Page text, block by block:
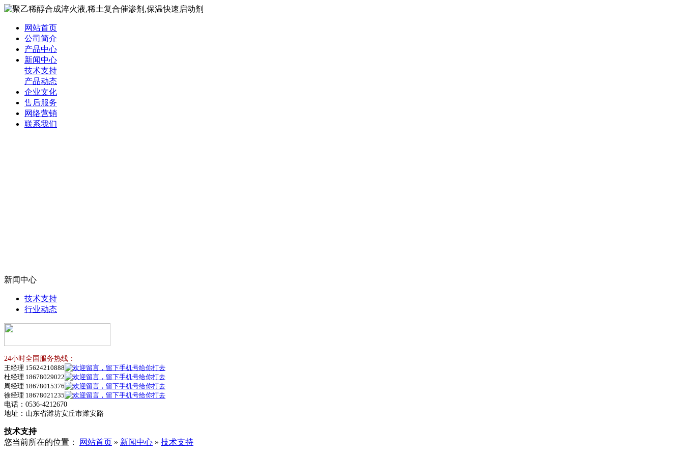
网站首页
公司简介
产品中心
新闻中心
技术支持
产品动态
企业文化
售后服务
网络营销
联系我们
新闻中心
技术支持
行业动态
24小时全国服务热线：
王经理 15624210888
杜经理 18678029022
周经理 18678015376
徐经理 18678021235
电话：0536-4212670
地址：山东省潍坊安丘市潍安路
技术支持
您当前所在的位置：
网站首页 » 新闻中心 » 技术支持